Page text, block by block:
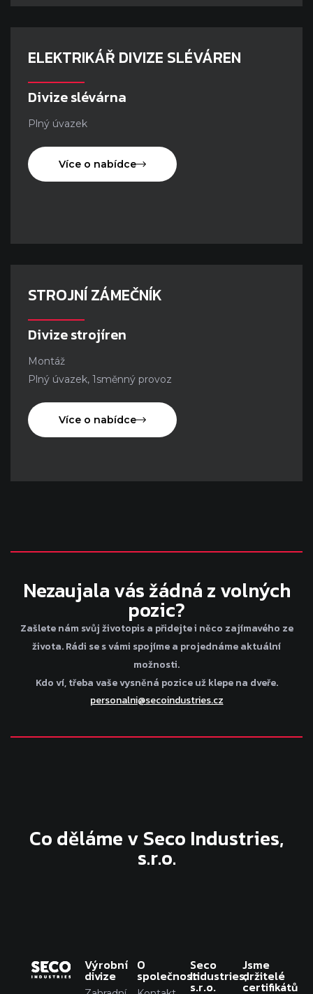
ELEKTRIKÁŘ DIVIZE SLÉVÁREN
Divize slévárna
Plný úvazek
Více o nabídce
STROJNÍ ZÁMEČNÍK
Divize strojíren
Montáž
Plný úvazek, 1směnný provoz
Více o nabídce
Nezaujala vás žádná z volných
pozic?
Zašlete nám svůj životopis a přidejte i něco zajímavého ze
života. Rádi se s vámi spojíme a projednáme aktuální
možnosti.
Kdo ví, třeba vaše vysněná pozice už klepe na dveře.
personalni@secoindustries.cz
Co děláme v Seco Industries,
s.r.o.
Výrobní
divize
O
společnosti
Seco
Industries,
s.r.o.
Jsme
držitelé
certifikátů